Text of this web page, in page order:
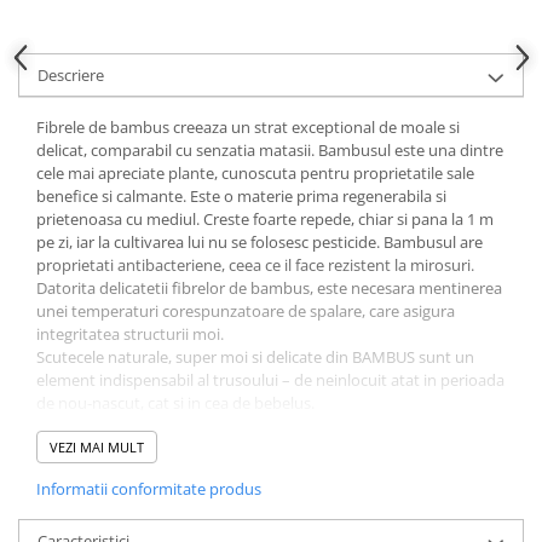
Descriere
Fibrele de bambus creeaza un strat exceptional de moale si
delicat, comparabil cu senzatia matasii. Bambusul este una dintre
cele mai apreciate plante, cunoscuta pentru proprietatile sale
benefice si calmante. Este o materie prima regenerabila si
prietenoasa cu mediul. Creste foarte repede, chiar si pana la 1 m
pe zi, iar la cultivarea lui nu se folosesc pesticide. Bambusul are
proprietati antibacteriene, ceea ce il face rezistent la mirosuri.
Datorita delicatetii fibrelor de bambus, este necesara mentinerea
unei temperaturi corespunzatoare de spalare, care asigura
integritatea structurii moi.
Scutecele naturale, super moi si delicate din BAMBUS sunt un
element indispensabil al trusoului – de neinlocuit atat in perioada
Scutecele din fibra de bambus pot fi folosite din primele zile de
viata – ca infasat, paturica usoara, salteluta de schimbat, cearceaf
alaptarii sau ca protectie pe bratul parintelui pentru a apara
hainele de regurgitare. Pot fi folosite si ca jucarie de alint sau ca o
VEZI MAI MULT
Informatii conformitate produs